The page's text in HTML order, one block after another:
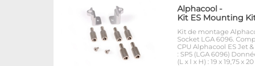
Alphacool -
Kit ES Mounting
Kit de montage
Socket LGA 6096.
CPU Alphacool ES Jet
: SP5 (LGA 6096)
(L x l x H) : 19 x 19,75 x